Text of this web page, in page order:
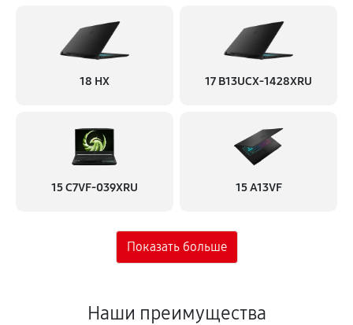
18 HX 17 B13UCX-1428XRU
15 C7VF-039XRU 15 A13VF
Наши преимущества